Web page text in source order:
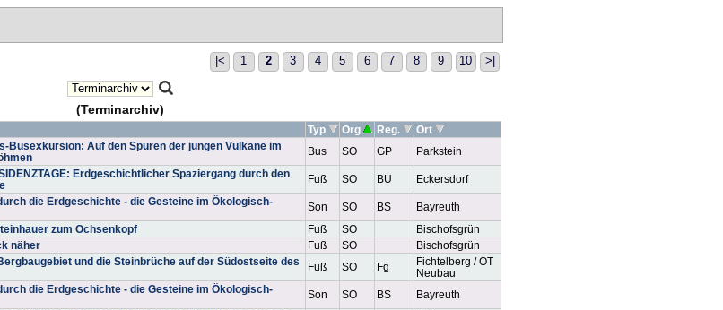
|< 1 2 3 4 5 6 7 8 9 10 >|
(Terminarchiv)
Typ Org Reg.
Ort
Busexkursion: Auf den Spuren der jungen Vulkane im
Bus SO GP Parkstein
Erdgeschichtlicher Spaziergang durch den
Fuß SO BU Eckersdorf
die Erdgeschichte - die Gesteine im Ökologisch-
Son SO BS
Bayreuth
zum Ochsenkopf Fuß SO
Bischofsgrün
näher Fuß SO
Bischofsgrün
und die Steinbrüche auf der Südostseite des
Fuß SO Fg
Fichtelberg / OT
Neubau
die Erdgeschichte - die Gesteine im Ökologisch-
Son SO BS Bayreuth